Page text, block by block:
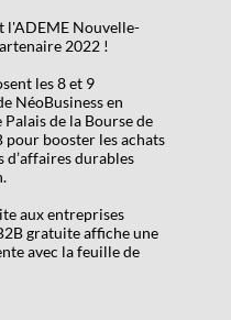
l'ADEME Nouvelle-
2022 !
les 8 et 9
NéoBusiness en
de la Bourse de
pour booster les achats
durables
aux entreprises
gratuite affiche une
avec la feuille de